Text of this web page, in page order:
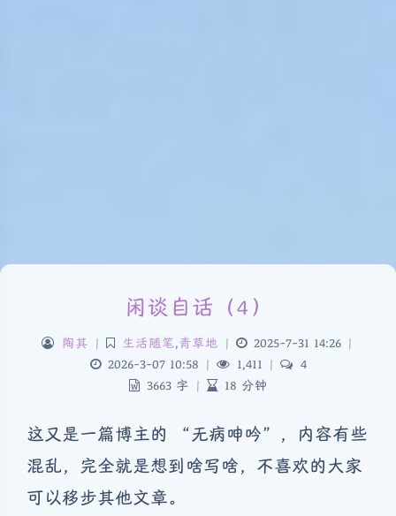
闲谈自话（4）
陶其 | 生活随笔,青草地 | 2025-7-31 14:26 |
2026-3-07 10:58 | 1,411 |
4
3663 字 | 18 分钟
这又是一篇博主的 “无病呻吟”，内容有些
混乱，完全就是想到啥写啥，不喜欢的大家
可以移步其他文章。